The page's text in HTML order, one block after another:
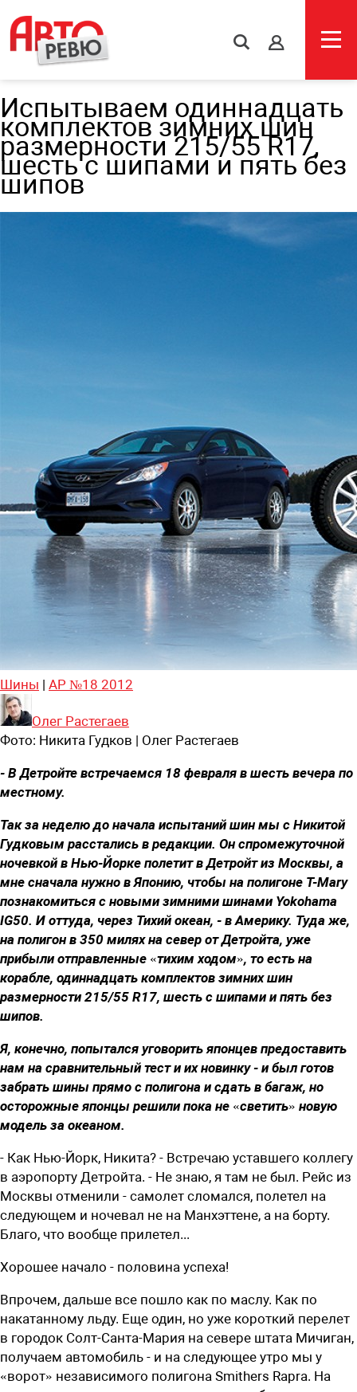
s
Испытываем одиннадцать
комплектов зимних шин
размерности 215/55 R17,
шесть с шипами и пять без
шипов
Шины | АР №18 2012
Олег Растегаев
Фото: Никита Гудков | Олег Растегаев
- В Детройте встречаемся 18 февраля в шесть вечера по
местному.
Так за неделю до начала испытаний шин мы с Никитой
Гудковым расстались в редакции. Он спромежуточной
ночевкой в Нью-Йорке полетит в Детройт из Москвы, а
мне сначала нужно в Японию, чтобы на полигоне T-Mary
познакомиться с новыми зимними шинами Yokohama
IG50. И оттуда, через Тихий океан, - в Америку. Туда же,
на полигон в 350 милях на север от Детройта, уже
прибыли отправленные «тихим ходом», то есть на
корабле, одиннадцать комплектов зимних шин
размерности 215/55 R17, шесть с шипами и пять без
шипов.
Я, конечно, попытался уговорить японцев предоставить
нам на сравнительный тест и их новинку - и был готов
забрать шины прямо с полигона и сдать в багаж, но
осторожные японцы решили пока не «светить» новую
модель за океаном.
- Как Нью-Йорк, Никита? - Встречаю уставшего коллегу
в аэропорту Детройта. - Не знаю, я там не был. Рейс из
Моск­вы отменили - самолет сломался, полетел на
следующем и ночевал не на Манхэттене, а на борту.
Благо, что вообще прилетел...
Хорошее начало - половина успеха!
Впрочем, дальше все пошло как по маслу. Как по
накатанному льду. Еще один, но уже короткий перелет
в городок Солт-Санта-Мария на севере штата Мичиган,
получаем автомобиль - и на следующее утро мы у
«ворот» независимого полигона Smithers Rapra. На